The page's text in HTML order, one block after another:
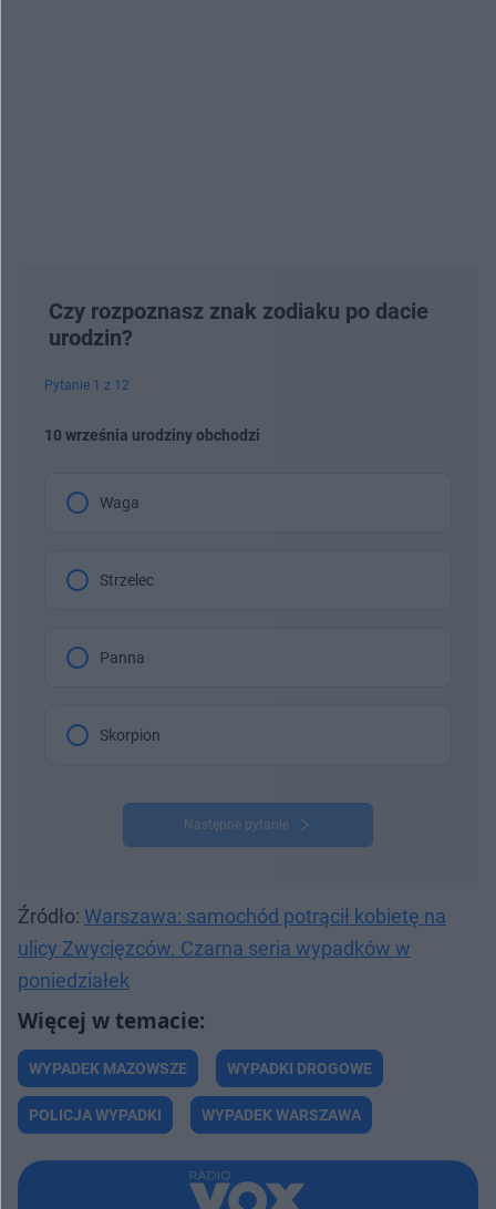
Czy rozpoznasz znak zodiaku po dacie
urodzin?
Pytanie 1 z 12
10 września urodziny obchodzi
Waga
Strzelec
Panna
Skorpion
Następne pytanie
Źródło: Warszawa: samochód potrącił kobietę na
ulicy Zwycięzców. Czarna seria wypadków w
poniedziałek
WYPADEK MAZOWSZE WYPADKI DROGOWE
POLICJA WYPADKI WYPADEK WARSZAWA